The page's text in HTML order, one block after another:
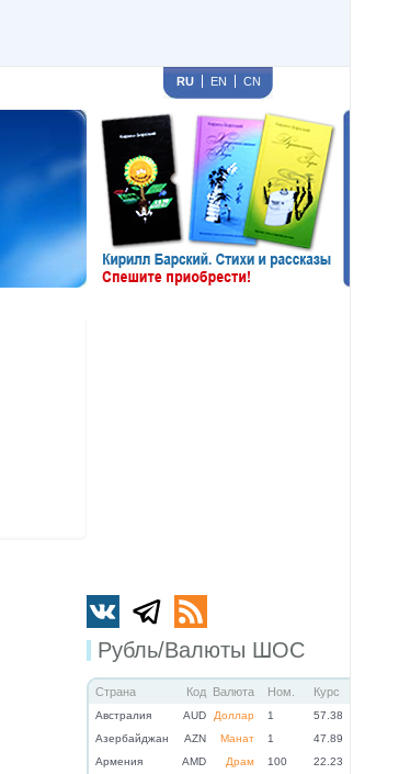
RU EN CN
Рубль/Валюты ШОС
Страна Код Валюта Ном. Курс
Австралия AUD Доллар 1
57.38
Азербайджан
AZN Манат 1
47.89
Армения
AMD Драм 100
22.23